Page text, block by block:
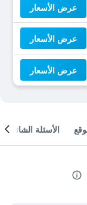
عرض الأسعار
عرض الأسعار
عرض الأسعار
الأسئلة الشائعة